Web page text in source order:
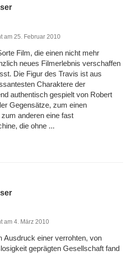
am 25. Februar 2010
Film, die einen nicht mehr
neues Filmerlebnis verschaffen
Die Figur des Travis ist aus
Charaktere der
authentisch gespielt von Robert
Gegensätze, zum einen
anderen eine fast
die ohne ...
am 4. März 2010
Ausdruck einer verrohten, von
geprägten Gesellschaft fand